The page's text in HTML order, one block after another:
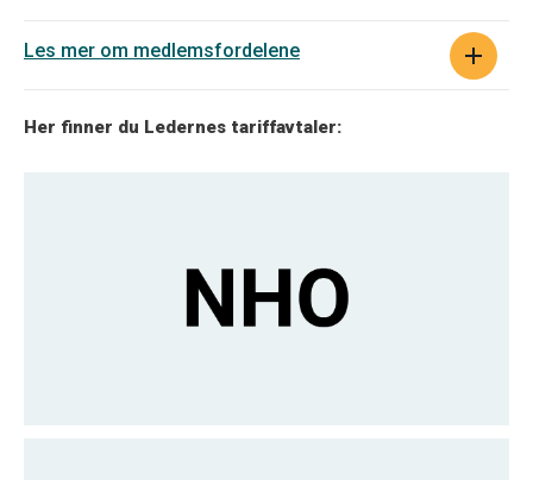
Les mer om medlemsfordelene
Her finner du Ledernes tariffavtaler: